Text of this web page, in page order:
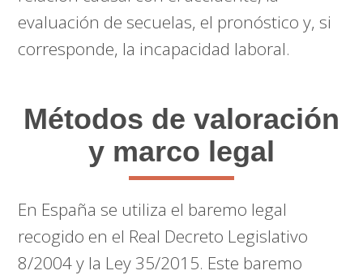
evaluación de secuelas, el pronóstico y, si
corresponde, la incapacidad laboral.
Métodos de valoración
y marco legal
En España se utiliza el baremo legal
recogido en el Real Decreto Legislativo
8/2004 y la Ley 35/2015. Este baremo